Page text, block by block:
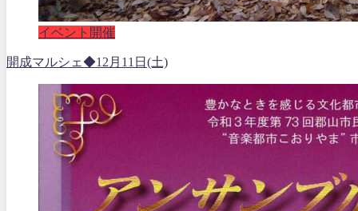
イベント開催
開成マルシェ◆12月11日(土)